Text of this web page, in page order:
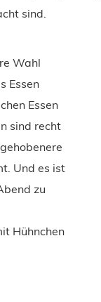
sind.
Wahl
Essen
Essen
sind recht
Und es ist
zu
Hühnchen